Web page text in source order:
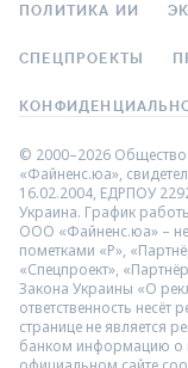
ПОЛИТИКА ИИ
СПЕЦПРОЕКТЫ
© 2000–2026 Общество
«Файненс.юа»,
16.02.2004, ЕДРПОУ
Украина. График
ООО «Файненс.юа» –
пометками «Р»,
«Спецпроект»,
Закона Украины «О
ответственность
странице не является
банком информацию о